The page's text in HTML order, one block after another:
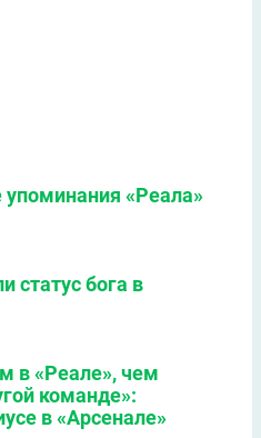
упоминания «Реала»
статус бога в
в «Реале», чем
команде»:
в «Арсенале»